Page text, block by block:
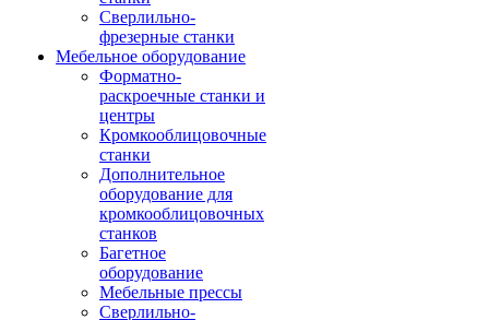
Сверлильно-
фрезерные станки
Мебельное оборудование
Форматно-
раскроечные станки и
центры
Кромкооблицовочные
станки
Дополнительное
оборудование для
кромкооблицовочных
станков
Багетное
оборудование
Мебельные прессы
Сверлильно-